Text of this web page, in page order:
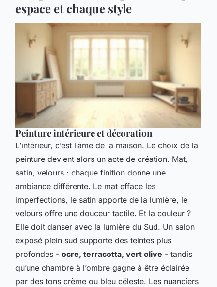
espace et chaque style
Peinture intérieure et décoration
L’intérieur, c’est l’âme de la maison. Le choix de la
peinture devient alors un acte de création. Mat,
satin, velours : chaque finition donne une
ambiance différente. Le mat efface les
imperfections, le satin apporte de la lumière, le
velours offre une douceur tactile. Et la couleur ?
Elle doit danser avec la lumière du Sud. Un salon
exposé plein sud supporte des teintes plus
profondes - ocre, terracotta, vert olive - tandis
qu’une chambre à l’ombre gagne à être éclairée
par des tons crème ou bleu céleste. Les nuanciers